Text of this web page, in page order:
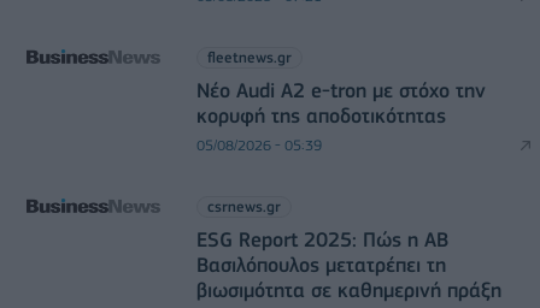
fleetnews.gr
Νέο Audi A2 e-tron με στόχο την
κορυφή της αποδοτικότητας
05/08/2026 - 05:39
csrnews.gr
ESG Report 2025: Πώς η ΑΒ
Βασιλόπουλος μετατρέπει τη
βιωσιμότητα σε καθημερινή πράξη